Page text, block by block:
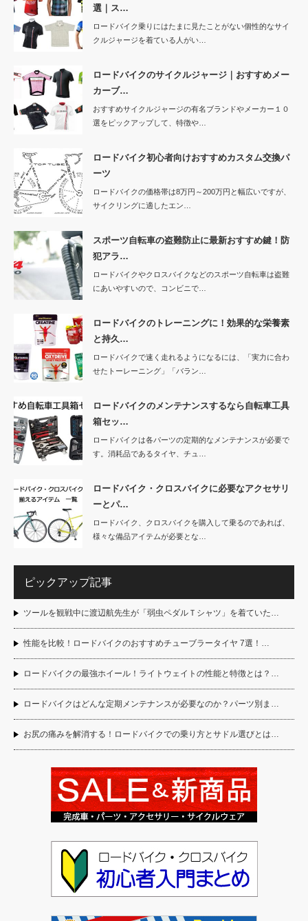
選｜ス…
ロードバイク乗りにはたまに見たことがない個性的なサイ
クルジャージを着ている人がい…
ロードバイクのサイクルジャージ｜おすすめメー
カーブ…
おすすめサイクルジャージの有名ブランドやメーカー１０
選をピックアップして、特徴や…
ロードバイク初心者向けおすすめカスタム交換パ
ーツ
ロードバイクの価格帯は8万円～200万円と幅広いですが、
サイクリングに適したエン…
スポーツ自転車の盗難防止に最新おすすめ鍵！防
犯アラ…
ロードバイクやクロスバイクなどのスポーツ自転車は盗難
にあいやすいので、コンビニで…
ロードバイクのトレーニングに！効果的な栄養素
と持久…
ロードバイクで速く走れるようになるには、「実力に合わ
せたトーレーニング」「バラン…
ロードバイクのメンテナンスするなら自転車工具
箱セッ…
ロードバイクは各パーツの定期的なメンテナンスが必要で
す。消耗品であるタイヤ、チュ…
ロードバイク・クロスバイクに必要なアクセサリ
ーとパ…
ロードバイク、クロスバイクを購入して乗るのであれば、
様々な備品アイテムが必要とな…
ピックアップ記事
ツールを観戦中に渡辺航先生が「弱虫ペダルＴシャツ」を着ていた…
性能を比較！ロードバイクのおすすめチューブラータイヤ 7選！…
ロードバイクの最強ホイール！ライトウェイトの性能と特徴とは？…
ロードバイクはどんな定期メンテナンスが必要なのか？パーツ別ま…
お尻の痛みを解消する！ロードバイクでの乗り方とサドル選びとは…